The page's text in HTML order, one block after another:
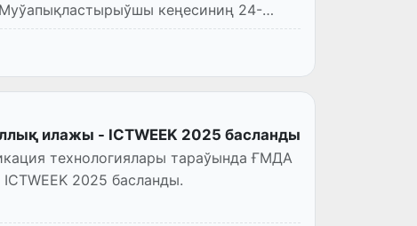
кеңесиниң 24-
илажы - ICTWEEK 2025 басланды
технологиялары тараўында ҒМДА
2025 басланды.